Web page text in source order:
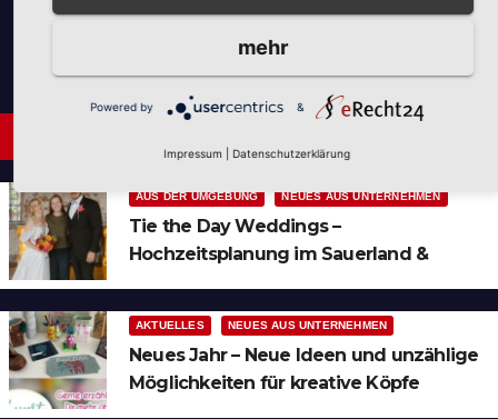
AUS DER UMGEBUNG NEUES AUS UNTERNEHMEN
Tie the Day Weddings –
Hochzeitsplanung im Sauerland &
AKTUELLES NEUES AUS UNTERNEHMEN
Neues Jahr – Neue Ideen und unzählige
Möglichkeiten für kreative Köpfe
mehr
Powered by &
Impressum Datenschutzerklärung